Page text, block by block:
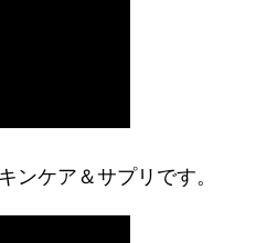
ンケア＆サプリです。